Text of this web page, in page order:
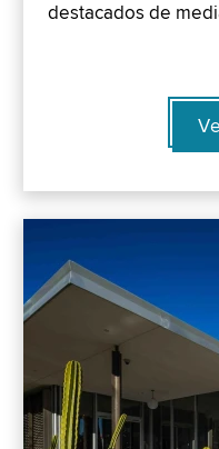
destacados de